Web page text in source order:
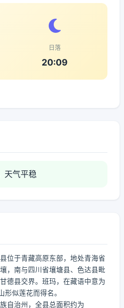
日落
20:09
天气平稳
位于青藏高原东部，地处青海省
，南与四川省壤塘县、色达县毗
德县交界。班玛，在藏语中意为
形似莲花而得名。
自治州，全县总面积约为